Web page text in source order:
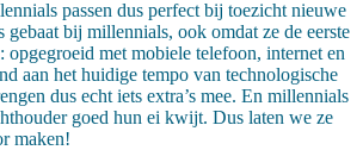
passen dus perfect bij toezicht nieuwe
bij millennials, ook omdat ze de eerste
opgegroeid met mobiele telefoon, internet en
aan het huidige tempo van technologische
dus echt iets extra’s mee. En millennials
goed hun ei kwijt. Dus laten we ze
maken!